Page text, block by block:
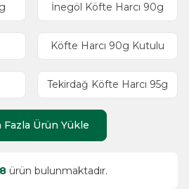
İnegöl Köfte Harcı 90g
Köfte Harcı 90g Kutulu
Tekirdağ Köfte Harcı 95g
Fazla Ürün Yükle
ürün bulunmaktadır.